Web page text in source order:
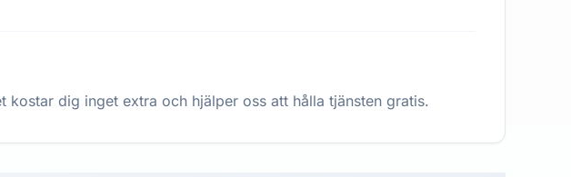
dig inget extra och hjälper oss att hålla tjänsten gratis.